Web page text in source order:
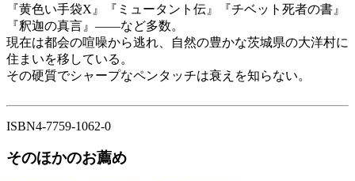
『黄色い手袋X』『ミュータント伝』『チベット死者の書』
『釈迦の真言』――など多数。
現在は都会の喧噪から逃れ、自然の豊かな茨城県の大洋村に
住まいを移している。
その硬質でシャープなペンタッチは衰えを知らない。
ISBN4-7759-1062-0
そのほかのお薦め